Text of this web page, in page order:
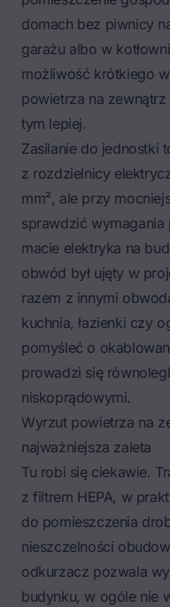
domach bez piwnicy
garażu albo w
możliwość krótkiego
powietrza na
tym lepiej.
Zasilanie do jednostki
z rozdzielnicy
mm², ale przy
sprawdzić wymagania
macie elektryka na
obwód był ujęty w
razem z innymi
kuchnia, łazienki czy
pomyśleć o
prowadzi się
niskoprądowymi.
Wyrzut powietrza na
najważniejsza zaleta
Tu robi się ciekawie.
z filtrem HEPA, w
do pomieszczenia
nieszczelności
odkurzacz pozwala
budynku, w ogóle nie